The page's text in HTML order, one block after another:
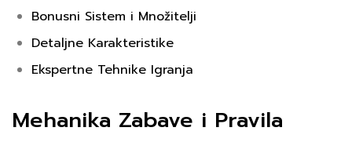
Bonusni Sistem i Množitelji
Detaljne Karakteristike
Ekspertne Tehnike Igranja
Mehanika Zabave i Pravila